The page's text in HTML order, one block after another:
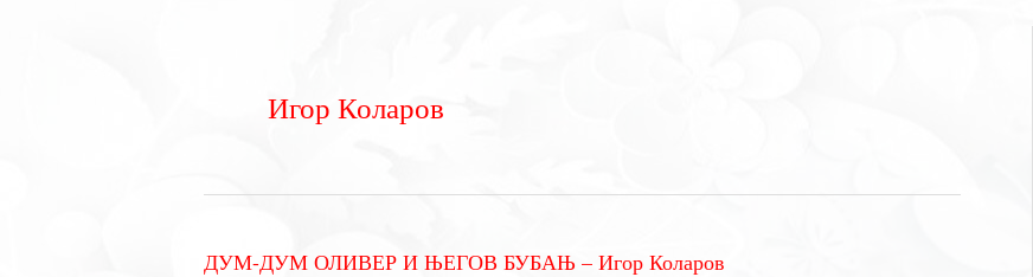
Игор Коларов
ДУМ-ДУМ ОЛИВЕР И ЊЕГОВ БУБАЊ – Игор Коларов